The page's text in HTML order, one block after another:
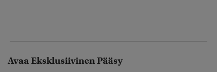
Avaa Eksklusiivinen Pääsy